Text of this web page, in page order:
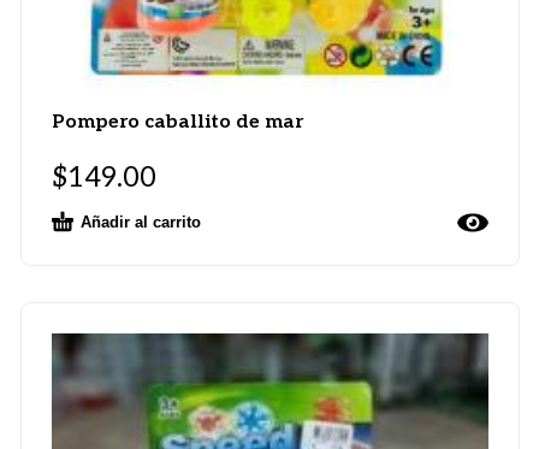
Pompero caballito de mar
$149.00
Añadir al carrito